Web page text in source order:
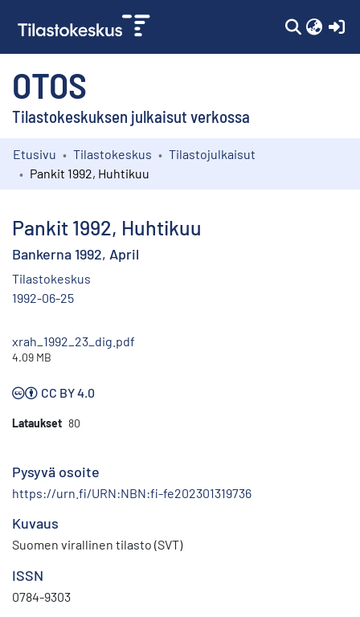
OTOS
Tilastokeskuksen julkaisut verkossa
Kokoelmat
Etusivu Tilastokeskus
Tilastojulkaisut
Pankit 1992, Huhtikuu
Pankit 1992, Huhtikuu
Bankerna 1992, April
Tilastokeskus
1992-06-25
xrah_1992_23_dig.pdf
4.09 MB
CC BY 4.0
Lataukset 80
Pysyvä osoite
https://urn.fi/URN:NBN:fi-fe202301319736
Kuvaus
Suomen virallinen tilasto (SVT)
ISSN
0784-9303